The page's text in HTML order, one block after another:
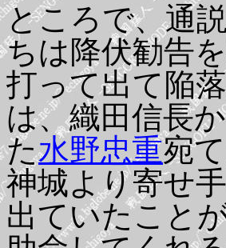
ところで、通
ちは降伏勧告
打って出て陥
は、織田信長
た水野忠重宛
神城より寄せ
出ていたこと